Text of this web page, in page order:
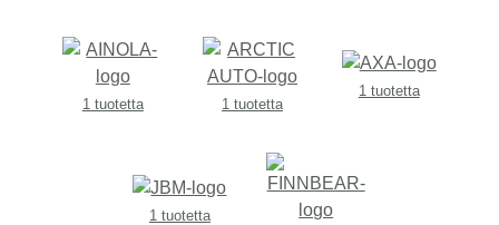
1 tuotetta 1 tuotetta
1 tuotetta
1 tuotetta